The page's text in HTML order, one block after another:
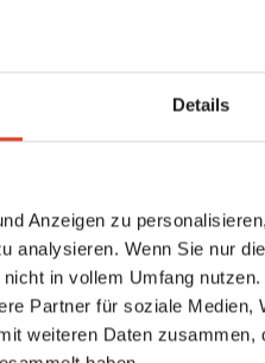
Details
Anzeigen zu
analysieren. Wenn Sie nur
in vollem Umfang
Partner für soziale
weiteren Daten